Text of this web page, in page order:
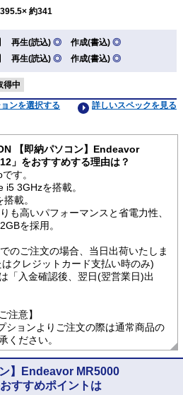
約341
再生(読込) ◎ 作成(書込) ◎
再生(読込) ◎ 作成(書込) ◎
得中
詳しいスペックを見る
ンを選択する
【即納パソコン】Endeavor
」をおすすめする理由は？
す。
3GHzを搭載。
載。
も高いパフォーマンスと省電力性、
を採用。
のご注文の場合、当日出荷いたしま
クレジットカード支払い時のみ)
「入金確認後、翌日(翌営業日)出
注意】
ションよりご注文の際は通常商品の
ください。
】Endeavor MR5000
すすめポイントは